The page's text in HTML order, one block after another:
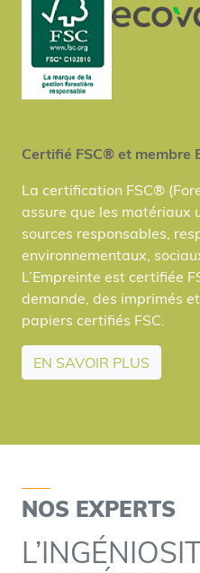
Certifié FSC® et membre
La certification FSC®
assure que les matériaux
sources responsables,
environnementaux,
L’Empreinte est certifiée
demande, des imprimés
papiers certifiés FSC.
EN SAVOIR PLUS
NOS EXPERTS